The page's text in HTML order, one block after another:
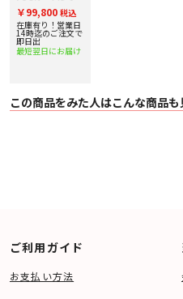
AUDIO サブウーフ
ァー【箱凹み・外
箱に若干の汚れ⇒
限定アウトレッ
ト】
￥99,800 税込
在庫有り！営業日
14時迄のご注文で
即日出
最短翌日にお届け
この商品をみた人はこんな商品
ご利用ガイド
お支払い方法